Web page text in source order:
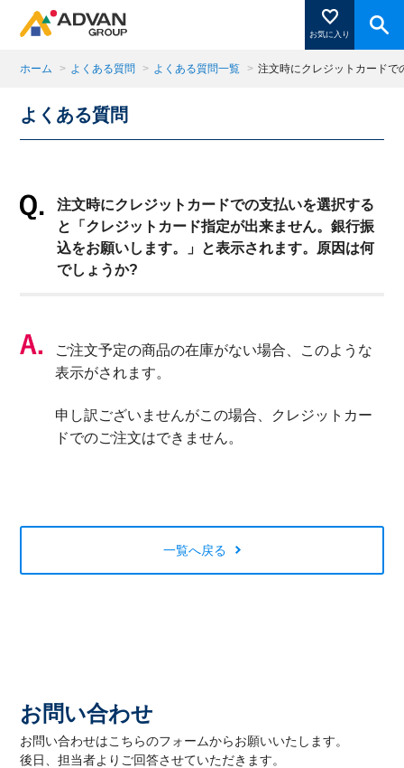
お気に入り
商品ページにある「お気に入り登録」を押すと登録した
商品がここに表示されます。
閉じる
ホーム > よくある質問 > よくある質問一覧 > 注文時にクレジットカード
よくある質問
注文時にクレジットカードでの支払いを選択する
と「クレジットカード指定が出来ません。銀行振
込をお願いします。」と表示されます。原因は何
でしょうか?
ご注文予定の商品の在庫がない場合、このような
表示がされます。
申し訳ございませんがこの場合、クレジットカー
ドでのご注文はできません。
一覧へ戻る
お問い合わせ
お問い合わせはこちらのフォームからお願いいたします。
後日、担当者よりご回答させていただきます。